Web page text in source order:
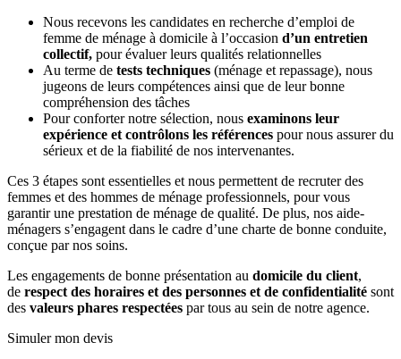
Nous recevons les candidates en recherche d’emploi de
femme de ménage à domicile à l’occasion d’un entretien
collectif, pour évaluer leurs qualités relationnelles
Au terme de tests techniques (ménage et repassage), nous
jugeons de leurs compétences ainsi que de leur bonne
compréhension des tâches
Pour conforter notre sélection, nous examinons leur
expérience et contrôlons les références pour nous assurer du
sérieux et de la fiabilité de nos intervenantes.
Ces 3 étapes sont essentielles et nous permettent de recruter des
femmes et des hommes de ménage professionnels, pour vous
garantir une prestation de ménage de qualité. De plus, nos aide-
ménagers s’engagent dans le cadre d’une charte de bonne conduite,
conçue par nos soins.
Les engagements de bonne présentation au domicile du client,
de respect des horaires et des personnes et de confidentialité sont
des valeurs phares respectées par tous au sein de notre agence.
Simuler mon devis